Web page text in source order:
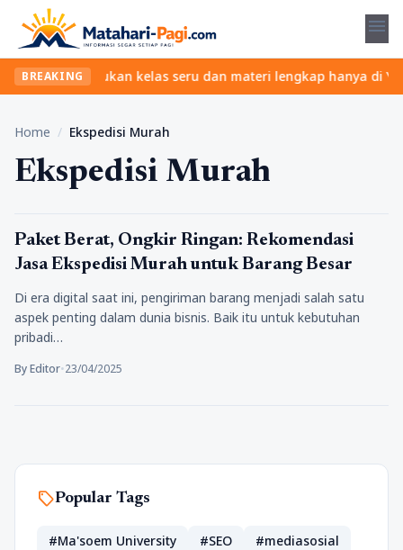
menu
BREAKING
ribet? Temukan kelas seru dan materi lengkap hanya di
Home / Ekspedisi Murah
Ekspedisi Murah
Tips
Paket Berat, Ongkir Ringan: Rekomendasi
Jasa Ekspedisi Murah untuk Barang Besar
Di era digital saat ini, pengiriman barang menjadi salah satu
aspek penting dalam dunia bisnis. Baik itu untuk kebutuhan
pribadi…
By Editor•23/04/2025
sellPopular Tags
#Ma'soem University #SEO
#mediasosial